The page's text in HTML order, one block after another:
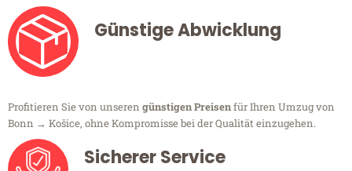
Günstige Abwicklung
Profitieren Sie von unseren günstigen Preisenfür Ihren Umzug von
Bonn → Košice, ohne Kompromisse bei der Qualität einzugehen.
Sicherer Service